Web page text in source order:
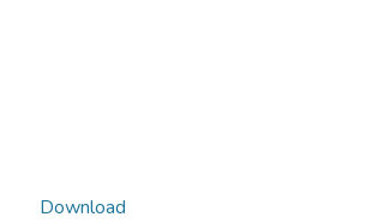
Download